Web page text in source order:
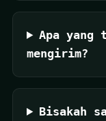
Apa
mengirim?
Bisakah